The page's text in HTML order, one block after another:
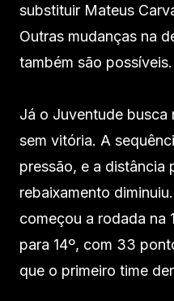
substituir Mateus
Outras mudanças na
também são possíveis.
Já o Juventude busca
sem vitória. A
pressão, e a distância
rebaixamento
começou a rodada na
para 14º, com 33
que o primeiro time